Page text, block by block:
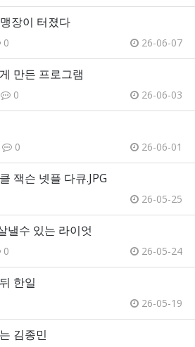
장이 터졌다
0 26-06-07
만든 프로그램
0 26-06-03
0 26-06-01
잭슨 넷플 다큐.JPG
26-05-25
낼수 있는 라이엇
0 26-05-24
한일
26-05-19
김종민